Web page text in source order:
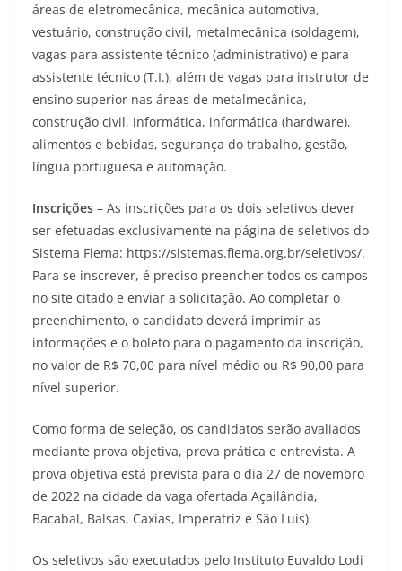
áreas de eletromecânica, mecânica automotiva,
vestuário, construção civil, metalmecânica (soldagem),
vagas para assistente técnico (administrativo) e para
assistente técnico (T.I.), além de vagas para instrutor de
ensino superior nas áreas de metalmecânica,
construção civil, informática, informática (hardware),
alimentos e bebidas, segurança do trabalho, gestão,
língua portuguesa e automação.
Inscrições – As inscrições para os dois seletivos dever
ser efetuadas exclusivamente na página de seletivos do
Sistema Fiema: https://sistemas.fiema.org.br/seletivos/.
Para se inscrever, é preciso preencher todos os campos
no site citado e enviar a solicitação. Ao completar o
preenchimento, o candidato deverá imprimir as
informações e o boleto para o pagamento da inscrição,
no valor de R$ 70,00 para nível médio ou R$ 90,00 para
nível superior.
Como forma de seleção, os candidatos serão avaliados
mediante prova objetiva, prova prática e entrevista. A
prova objetiva está prevista para o dia 27 de novembro
de 2022 na cidade da vaga ofertada Açailândia,
Bacabal, Balsas, Caxias, Imperatriz e São Luís).
Os seletivos são executados pelo Instituto Euvaldo Lodi